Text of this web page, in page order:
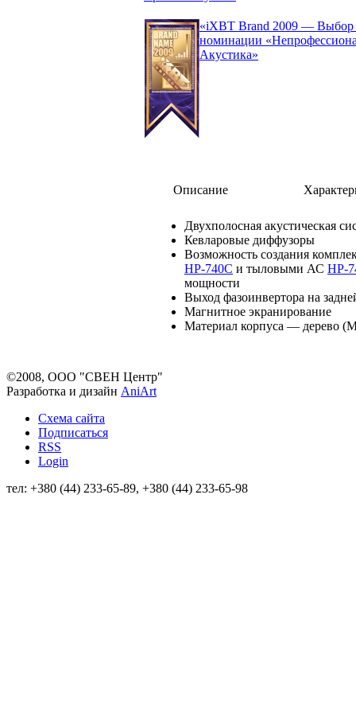
«iXBT Brand 2009 — Выбор
номинации
Акустика»
Описание
Двухполосная акустическая
Кевларовые диффузоры
Возможность создания
HP-740C и тыловыми АС HP-
мощности
Выход фазоинвертора на
Магнитное экранирование
Материал корпуса — дерево
©2008, ООО "СВЕН Центр"
Разработка и дизайн AniArt
Схема сайта
Подписаться
RSS
Login
тел: +380 (44) 233-65-89, +380 (44) 233-65-98